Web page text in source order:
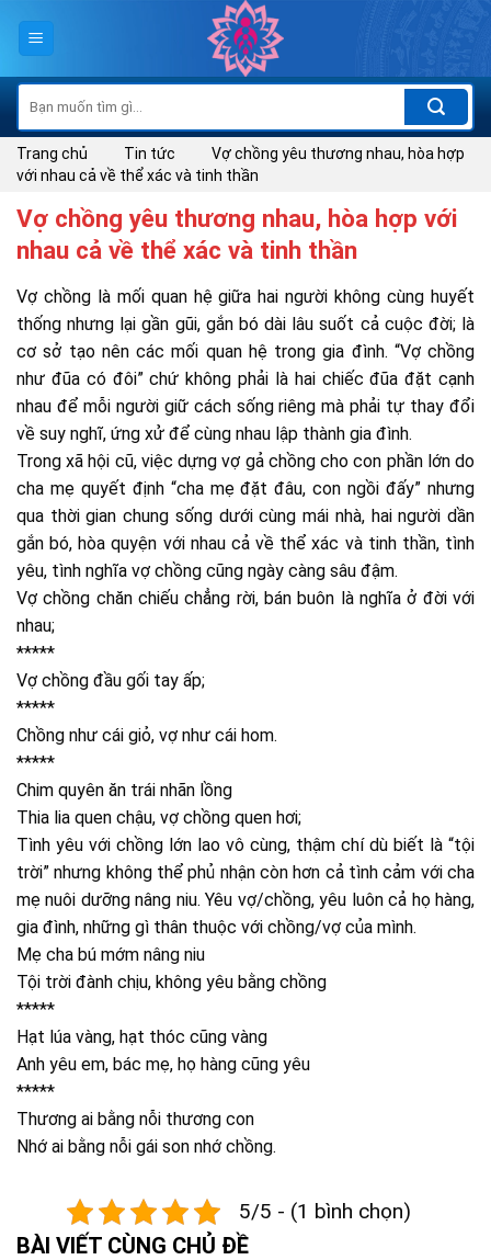
kiếm:
Trang chủ Tin tức
Vợ chồng yêu thương nhau, hòa hợp
với nhau cả về thể xác và tinh thần
Vợ chồng yêu thương nhau, hòa hợp với
nhau cả về thể xác và tinh thần
Vợ chồng là mối quan hệ giữa hai người không cùng huyết
thống nhưng lại gần gũi, gắn bó dài lâu suốt cả cuộc đời; là
cơ sở tạo nên các mối quan hệ trong gia đình. “Vợ chồng
như đũa có đôi” chứ không phải là hai chiếc đũa đặt cạnh
nhau để mỗi người giữ cách sống riêng mà phải tự thay đổi
về suy nghĩ, ứng xử để cùng nhau lập thành gia đình.
Trong xã hội cũ, việc dựng vợ gả chồng cho con phần lớn do
cha mẹ quyết định “cha mẹ đặt đâu, con ngồi đấy” nhưng
qua thời gian chung sống dưới cùng mái nhà, hai người dần
gắn bó, hòa quyện với nhau cả về thể xác và tinh thần, tình
yêu, tình nghĩa vợ chồng cũng ngày càng sâu đậm.
Vợ chồng chăn chiếu chẳng rời, bán buôn là nghĩa ở đời với
nhau;
*****
Vợ chồng đầu gối tay ấp;
*****
Chồng như cái giỏ, vợ như cái hom.
*****
Chim quyên ăn trái nhãn lồng
Thia lia quen chậu, vợ chồng quen hơi;
Tình yêu với chồng lớn lao vô cùng, thậm chí dù biết là “tội
trời” nhưng không thể phủ nhận còn hơn cả tình cảm với cha
mẹ nuôi dưỡng nâng niu. Yêu vợ/chồng, yêu luôn cả họ hàng,
gia đình, những gì thân thuộc với chồng/vợ của mình.
Mẹ cha bú mớm nâng niu
Tội trời đành chịu, không yêu bằng chồng
*****
Hạt lúa vàng, hạt thóc cũng vàng
Anh yêu em, bác mẹ, họ hàng cũng yêu
*****
Thương ai bằng nỗi thương con
Nhớ ai bằng nỗi gái son nhớ chồng.
5/5 - (1 bình chọn)
BÀI VIẾT CÙNG CHỦ ĐỀ